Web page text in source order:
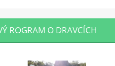
ROGRAM O DRAVCÍCH